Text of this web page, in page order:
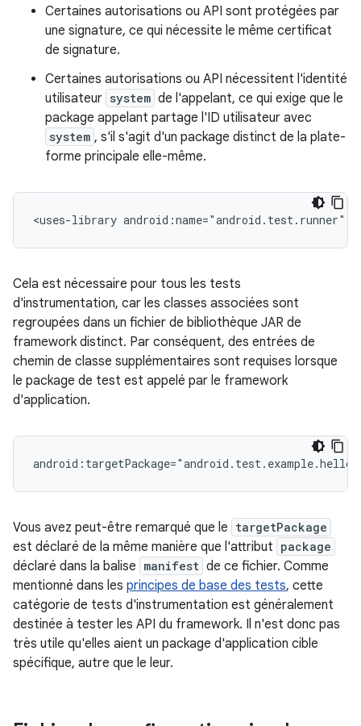
Certaines autorisations ou API sont protégées par
une signature, ce qui nécessite le même certificat
de signature.
Certaines autorisations ou API nécessitent l'identité
utilisateur system de l'appelant, ce qui exige que le
package appelant partage l'ID utilisateur avec
system , s'il s'agit d'un package distinct de la plate-
forme principale elle-même.
<uses-library android:name="android.test.runner"
Cela est nécessaire pour tous les tests
d'instrumentation, car les classes associées sont
regroupées dans un fichier de bibliothèque JAR de
framework distinct. Par conséquent, des entrées de
chemin de classe supplémentaires sont requises lorsque
le package de test est appelé par le framework
d'application.
Vous avez peut-être remarqué que le targetPackage
est déclaré de la même manière que l'attribut package
déclaré dans la balise manifest de ce fichier. Comme
mentionné dans les principes de base des tests, cette
catégorie de tests d'instrumentation est généralement
destinée à tester les API du framework. Il n'est donc pas
très utile qu'elles aient un package d'application cible
spécifique, autre que le leur.